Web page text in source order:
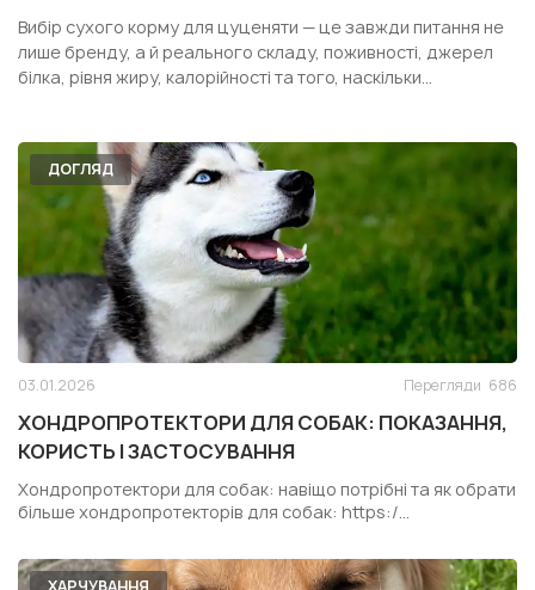
Вибір сухого корму для цуценяти — це завжди питання не
лише бренду, а й реального складу, поживності, джерел
білка, рівня жиру, калорійності та того, наскільки
одного сегмента — Acana Puppy Recipe і Orijen Pupp...
ДОГЛЯД
03.01.2026 Перегляди 686
ХОНДРОПРОТЕКТОРИ ДЛЯ СОБАК: ПОКАЗАННЯ,
КОРИСТЬ І ЗАСТОСУВАННЯ
Хондропротектори для собак: навіщо потрібні та як обрати
більше хондропротекторів для собак: https:/...